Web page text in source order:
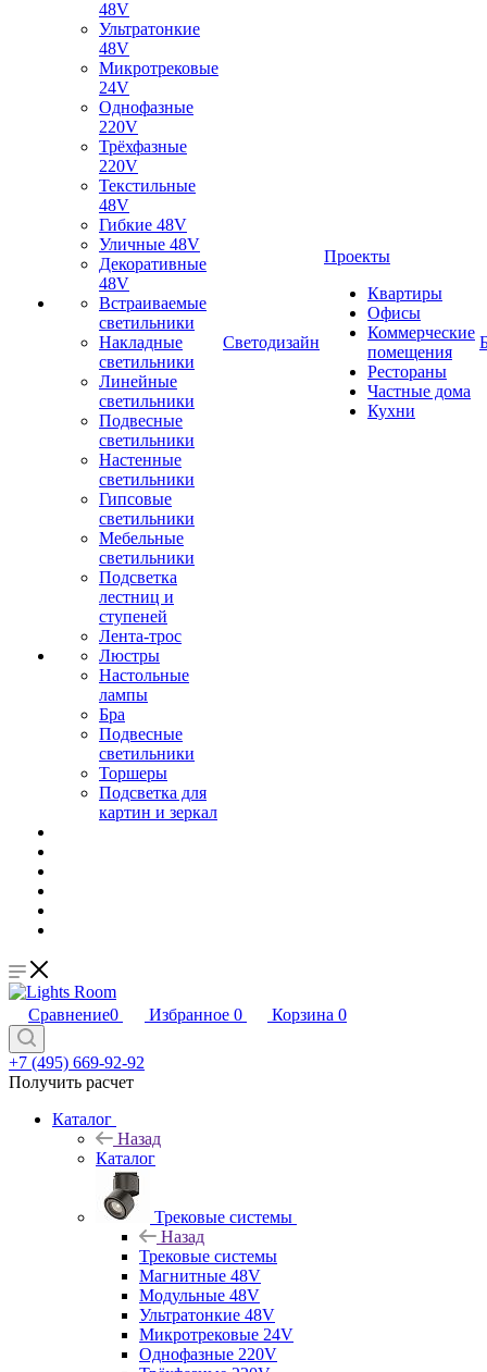
48V
Ультратонкие
48V
Микротрековые
24V
Однофазные
220V
Трёхфазные
220V
Текстильные
48V
Гибкие 48V
Уличные 48V
Декоративные
48V
Встраиваемые
светильники
Накладные
светильники
Линейные
светильники
Подвесные
светильники
Настенные
светильники
Гипсовые
светильники
Мебельные
светильники
Подсветка
лестниц и
ступеней
Лента-трос
Люстры
Настольные
лампы
Бра
Подвесные
светильники
Торшеры
Подсветка для
картин и зеркал
Светодизайн
Проекты
Квартиры
Офисы
Коммерческие
помещения
Рестораны
Частные дома
Кухни
Сравнение0 Избранное 0 Корзина 0
+7 (495) 669-92-92
Получить расчет
Каталог
Назад
Каталог
Трековые системы
Назад
Трековые системы
Магнитные 48V
Модульные 48V
Ультратонкие 48V
Микротрековые 24V
Однофазные 220V